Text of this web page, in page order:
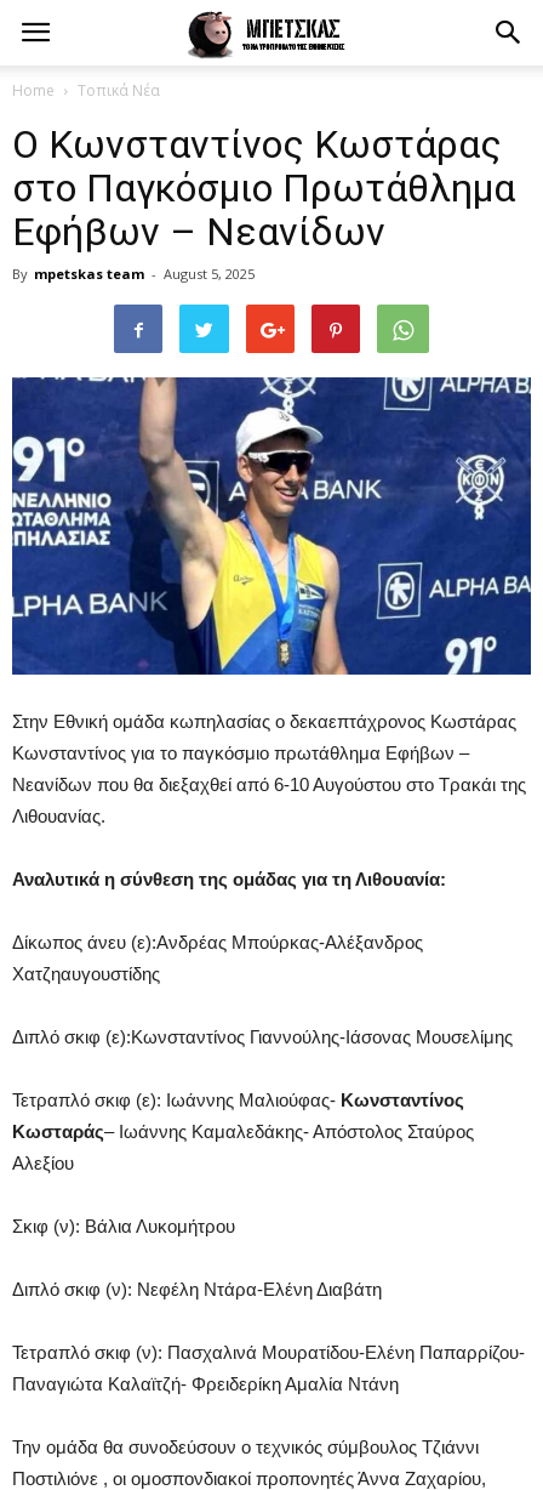
Home Τοπικά Νέα
Ο Κωνσταντίνος Κωστάρας
στο Παγκόσμιο Πρωτάθλημα
Εφήβων – Νεανίδων
By mpetskas team - August 5, 2025
Στην Εθνική ομάδα κωπηλασίας ο δεκαεπτάχρονος Κωστάρας
Κωνσταντίνος για το παγκόσμιο πρωτάθλημα Εφήβων –
Νεανίδων που θα διεξαχθεί από 6-10 Αυγούστου στο Τρακάι της
Λιθουανίας.
Αναλυτικά η σύνθεση της ομάδας για τη Λιθουανία:
Δίκωπος άνευ (ε):Ανδρέας Μπούρκας-Αλέξανδρος
Χατζηαυγουστίδης
Διπλό σκιφ (ε):Κωνσταντίνος Γιαννούλης-Ιάσονας Μουσελίμης
Τετραπλό σκιφ (ε): Ιωάννης Μαλιούφας- Κωνσταντίνος
Κωσταράς– Ιωάννης Καμαλεδάκης- Απόστολος Σταύρος
Αλεξίου
Σκιφ (ν): Βάλια Λυκομήτρου
Διπλό σκιφ (ν): Νεφέλη Ντάρα-Ελένη Διαβάτη
Τετραπλό σκιφ (ν): Πασχαλινά Μουρατίδου-Ελένη Παπαρρίζου-
Παναγιώτα Καλαϊτζή- Φρειδερίκη Αμαλία Ντάνη
Την ομάδα θα συνοδεύσουν ο τεχνικός σύμβουλος Τζιάννι
Ποστιλιόνε , οι ομοσπονδιακοί προπονητές Άννα Ζαχαρίου,